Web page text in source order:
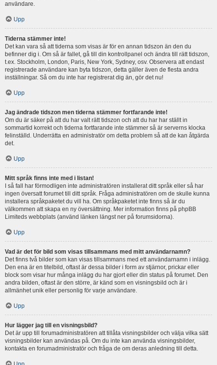
användare.
Upp
Tiderna stämmer inte!
Det kan vara så att tiderna som visas är för en annan tidszon än den du
befinner dig i. Om så är fallet, gå till din kontrollpanel och ändra till rätt tidszon,
t.ex. Stockholm, London, Paris, New York, Sydney, osv. Observera att endast
registrerade användare kan byta tidszon, detta gäller även de flesta andra
inställningar. Så om du inte har registrerat dig än, gör det nu!
Upp
Jag ändrade tidszon men tiderna stämmer fortfarande inte!
Om du är säker på att du har valt rätt tidszon och att du har har ställt in
sommartid korrekt och tiderna fortfarande inte stämmer så är serverns klocka
felinställd. Underrätta en administratör om detta problem så att de kan åtgärda
det.
Upp
Mitt språk finns inte med i listan!
I så fall har förmodligen inte administratören installerat ditt språk eller så har
ingen översatt forumet till ditt språk. Fråga administratören om de skulle kunna
installera språkpaketet du vill ha. Om språkpaketet inte finns så är du
välkommen att skapa en ny översättning. Mer information finns på phpBB
Limiteds webbplats (använd länken längst ner på forumsidorna).
Upp
Vad är det för bild som visas tillsammans med mitt användarnamn?
Det finns två bilder som kan visas tillsammans med ett användarnamn i inlägg.
Den ena är en titelbild, oftast är dessa bilder i form av stjärnor, prickar eller
block som visar hur många inlägg du har gjort eller din status på forumet. Den
andra bilden, oftast är den större, är känd som en visningsbild och är i
allmänhet unik eller personlig för varje användare.
Upp
Hur lägger jag till en visningsbild?
Det är upp till forumadministratören att tillåta visningsbilder och välja vilka sätt
visningsbilder kan användas på. Om du inte kan använda visningsbilder,
kontakta en forumadministratör och fråga de om deras anledning till detta.